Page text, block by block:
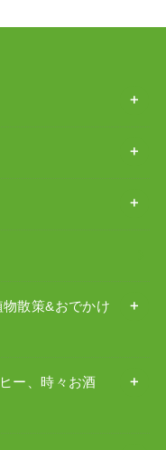
散策&おでかけ
ー、時々お酒